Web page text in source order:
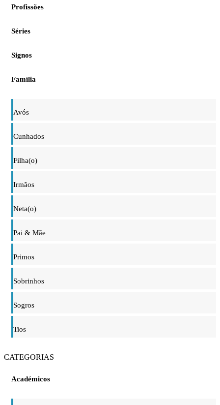
Profissões
Séries
Signos
Família
Avós
Cunhados
Filha(o)
Irmãos
Neta(o)
Pai & Mãe
Primos
Sobrinhos
Sogros
Tios
CATEGORIAS
Académicos